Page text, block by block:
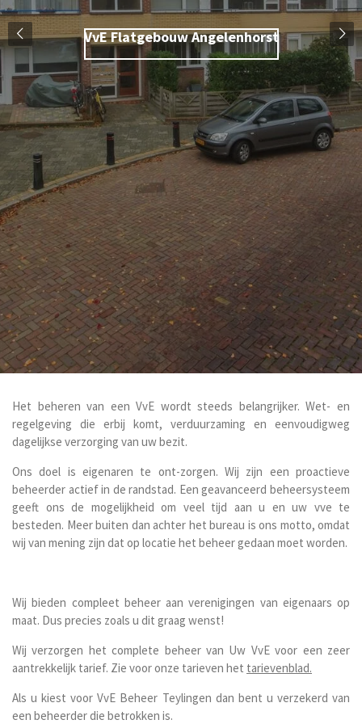
VvE Flatgebouw Angelenhorst
Het beheren van een VvE wordt steeds belangrijker. Wet- en
regelgeving die erbij komt, verduurzaming en eenvoudigweg
dagelijkse verzorging van uw bezit.
Ons doel is eigenaren te ont-zorgen. Wij zijn een proactieve
beheerder actief in de randstad. Een geavanceerd beheersysteem
geeft ons de mogelijkheid om veel tijd aan u en uw vve te
besteden. Meer buiten dan achter het bureau is ons motto, omdat
wij van mening zijn dat op locatie het beheer gedaan moet worden.
Wij bieden compleet beheer aan verenigingen van eigenaars op
maat. Dus precies zoals u dit graag wenst!
Wij verzorgen het complete beheer van Uw VvE voor een zeer
aantrekkelijk tarief. Zie voor onze tarieven het tarievenblad.
Als u kiest voor VvE Beheer Teylingen dan bent u verzekerd van
een beheerder die betrokken is.